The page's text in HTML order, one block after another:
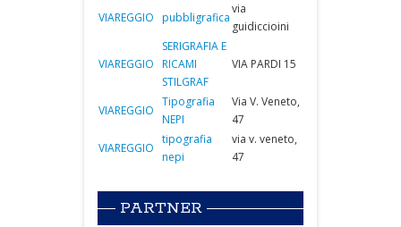
VIAREGGIO pubbligrafica
via
guidiccioini
VIAREGGIO
SERIGRAFIA E
RICAMI
STILGRAF
VIA PARDI 15
VIAREGGIO
Tipografia
NEPI
Via V. Veneto,
47
VIAREGGIO
tipografia
nepi
via v. veneto,
47
PARTNER